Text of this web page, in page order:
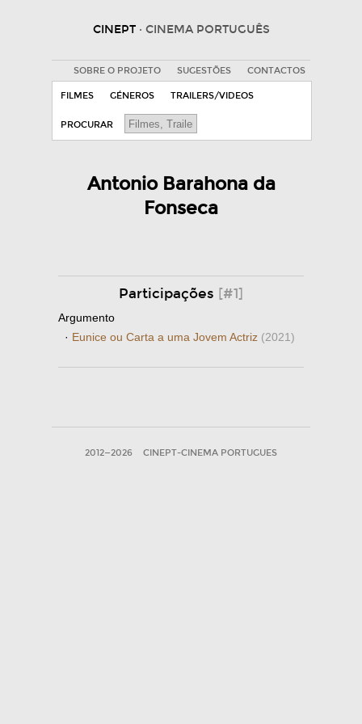
CINEPT · CINEMA PORTUGUÊS
SOBRE O PROJETO SUGESTÕES CONTACTOS
FILMES GÉNEROS TRAILERS/VIDEOS
PROCURAR
Antonio Barahona da
Fonseca
Participações [#1]
Argumento
· Eunice ou Carta a uma Jovem Actriz (2021)
2012—2026 CINEPT-CINEMA PORTUGUES